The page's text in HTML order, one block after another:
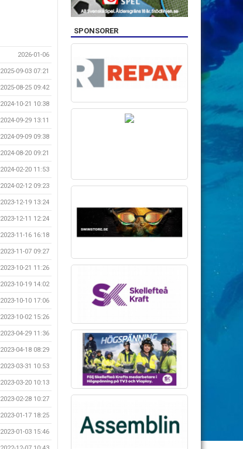
2026-01-06
2025-09-03 07:21
2025-08-25 09:42
2024-10-21 10:38
2024-09-29 13:11
2024-09-09 09:38
2024-08-20 09:21
2024-02-20 11:53
2024-02-12 09:23
2023-12-19 13:24
2023-12-11 12:24
2023-11-16 16:18
2023-11-07 09:27
2023-10-21 11:26
2023-10-19 14:02
2023-10-10 17:06
2023-10-02 15:26
2023-04-29 11:36
2023-04-18 08:29
2023-03-31 10:53
2023-03-20 10:13
2023-02-28 10:27
2023-01-17 18:25
2023-01-03 15:46
SPONSORER